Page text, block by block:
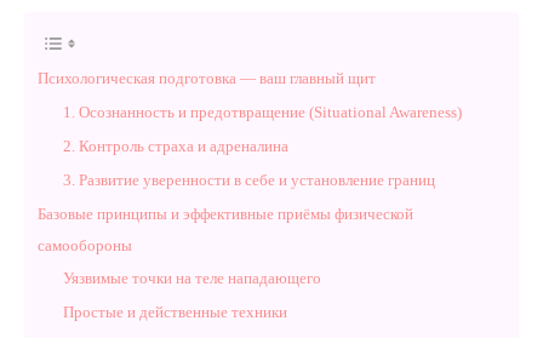
Психологическая подготовка — ваш главный щит
1. Осознанность и предотвращение (Situational Awareness)
2. Контроль страха и адреналина
3. Развитие уверенности в себе и установление границ
Базовые принципы и эффективные приёмы физической
самообороны
Уязвимые точки на теле нападающего
Простые и действенные техники